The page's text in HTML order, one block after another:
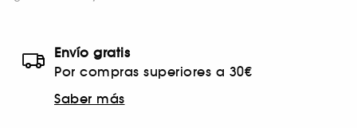
Envío gratis
Por compras superiores a 30€
Saber más